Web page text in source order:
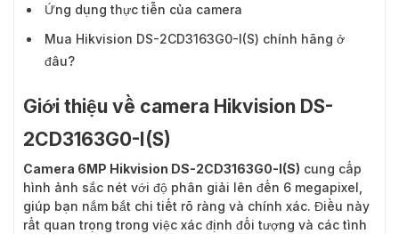
Ứng dụng thực tiễn của camera
Mua Hikvision DS-2CD3163G0-I(S) chính hãng ở
đâu?
Giới thiệu về camera Hikvision DS-
2CD3163G0-I(S)
Camera 6MP Hikvision DS-2CD3163G0-I(S) cung cấp
hình ảnh sắc nét với độ phân giải lên đến 6 megapixel,
giúp bạn nắm bắt chi tiết rõ ràng và chính xác. Điều này
rất quan trọng trong việc xác định đối tượng và các tình